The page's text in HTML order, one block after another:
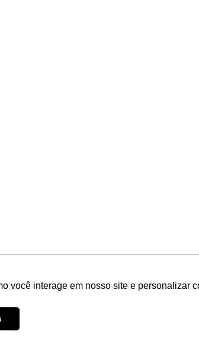
você interage em nosso site e personalizar